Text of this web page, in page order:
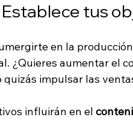
Establece tus
en la
¿Quieres aumentar el
quizás impulsar las
influirán en el